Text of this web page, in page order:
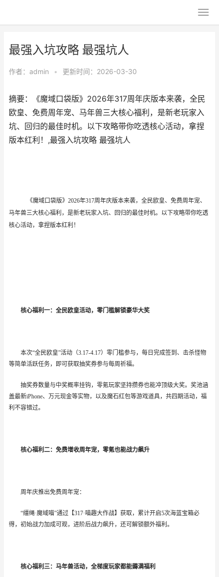
最强入坑攻略 最强坑人
作者： admin • 更新时间：2026-03-30
摘要：​《魔域口袋版》2026年317周年庆版本来袭，全民
欧皇、免费周年宠、马年兽三大核心福利，是新老玩家入
坑、回归的最佳时机。以下攻略带你吃透核心活动，拿捏
版本红利！,最强入坑攻略 最强坑人
《魔域口袋版》 2026年317周年庆版本来袭，全民欧皇、免费周年宠、
马年兽三大核心福利，是新老玩家入坑、回归的最佳时机。以下攻略带你吃透
核心活动，拿捏版本红利！
核心福利一：全民欧皇活动，零门槛解锁豪华大奖
本次“全民欧皇”活动（3.17-4.17）零门槛参与，每日完成签到、击杀怪物
等简单活跃任务，即可获取抽奖券参与每周祈福。
抽奖券数量与中奖概率挂钩，零氪玩家坚持攒券也能冲顶级大奖。奖池涵
盖最新iPhone、万元现金等实物，以及魔石红包等游戏道具，共四期活动，福
利不容错过。
核心福利二：免费增收周年宠，零氪也能战力飙升
周年庆推出免费周年宠：
“缰绳·魔域喵”通过【317·喵趣大作战】获取，累计开启5次海蓝宝箱必
得，初始战力加成可观，进阶后战力飙升，还可解锁额外福利。
核心福利三：马年兽活动，全梯度玩家都能薅满福利